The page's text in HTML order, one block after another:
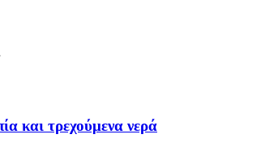
και τρεχούμενα νερά